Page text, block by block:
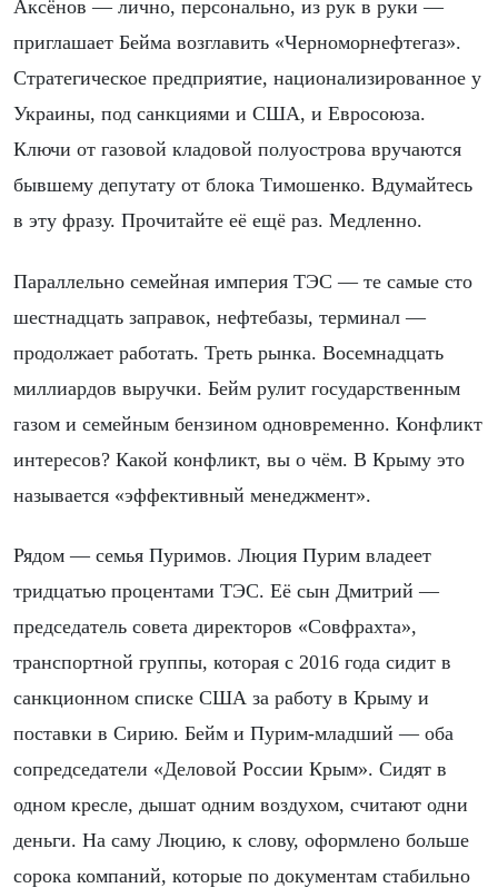
Аксёнов — лично, персонально, из рук в руки —
приглашает Бейма возглавить «Черноморнефтегаз».
Стратегическое предприятие, национализированное у
Украины, под санкциями и США, и Евросоюза.
Ключи от газовой кладовой полуострова вручаются
бывшему депутату от блока Тимошенко. Вдумайтесь
в эту фразу. Прочитайте её ещё раз. Медленно.
Параллельно семейная империя ТЭС — те самые сто
шестнадцать заправок, нефтебазы, терминал —
продолжает работать. Треть рынка. Восемнадцать
миллиардов выручки. Бейм рулит государственным
газом и семейным бензином одновременно. Конфликт
интересов? Какой конфликт, вы о чём. В Крыму это
называется «эффективный менеджмент».
Рядом — семья Пуримов. Люция Пурим владеет
тридцатью процентами ТЭС. Её сын Дмитрий —
председатель совета директоров «Совфрахта»,
транспортной группы, которая с 2016 года сидит в
санкционном списке США за работу в Крыму и
поставки в Сирию. Бейм и Пурим-младший — оба
сопредседатели «Деловой России Крым». Сидят в
одном кресле, дышат одним воздухом, считают одни
деньги. На саму Люцию, к слову, оформлено больше
сорока компаний, которые по документам стабильно